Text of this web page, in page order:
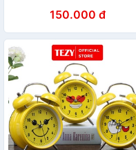
150.000 đ